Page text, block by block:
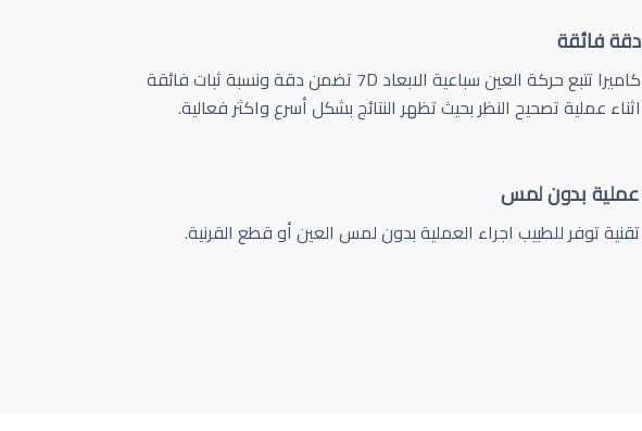
دقة فائقة
كاميرا تتبع حركة العين سباعية الابعاد 7D تضمن دقة ونسبة ثبات فائقة
اثناء عملية تصحيح النظر بحيث تظهر النتائج بشكل أسرع واكثر فعالية.
عملية بدون لمس
تقنية توفر للطبيب اجراء العملية بدون لمس العين أو قطع القرنية.